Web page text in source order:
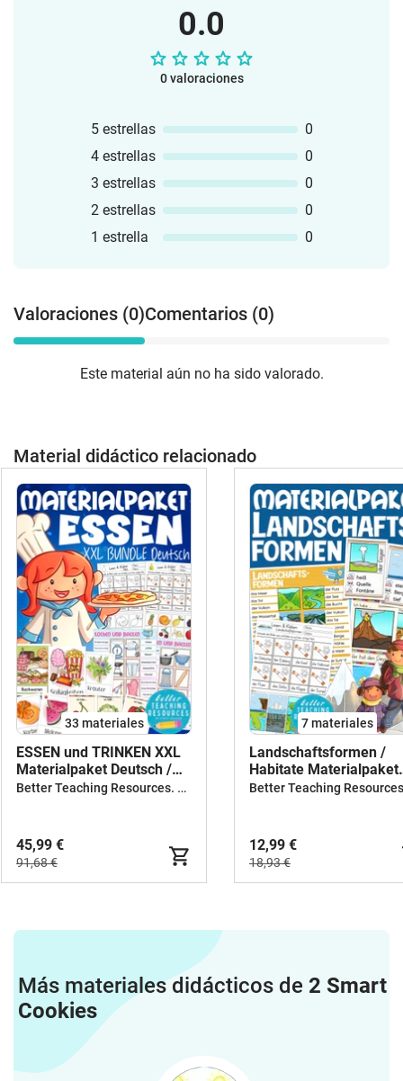
0.0
0 valoraciones
5 estrellas
0
4 estrellas
0
3 estrellas
0
2 estrellas
0
1 estrella
0
Valoraciones (0)Comentarios (0)
Este material aún no ha sido valorado.
Material didáctico relacionado
33 materiales
ESSEN und TRINKEN XXL
Materialpaket Deutsch /
Alemán
Better Teaching Resources. Longer coffee breaks.
45,99 €
91,68 €
7 materiales
Landschaftsformen /
Habitate Materialpaket
Unterrichtsmaterial
Geografie
12,99 €
18,93 €
Más materiales didácticos de 2 Smart
Cookies